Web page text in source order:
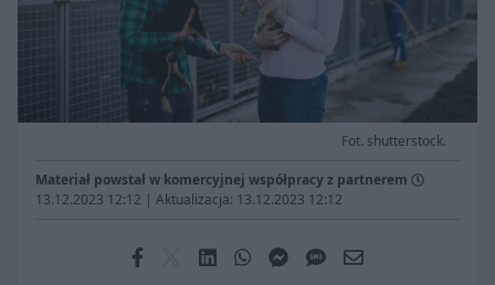
Fot. shutterstock.
Materiał powstał w komercyjnej współpracy z partnerem
13.12.2023 12:12 | Aktualizacja: 13.12.2023 12:12